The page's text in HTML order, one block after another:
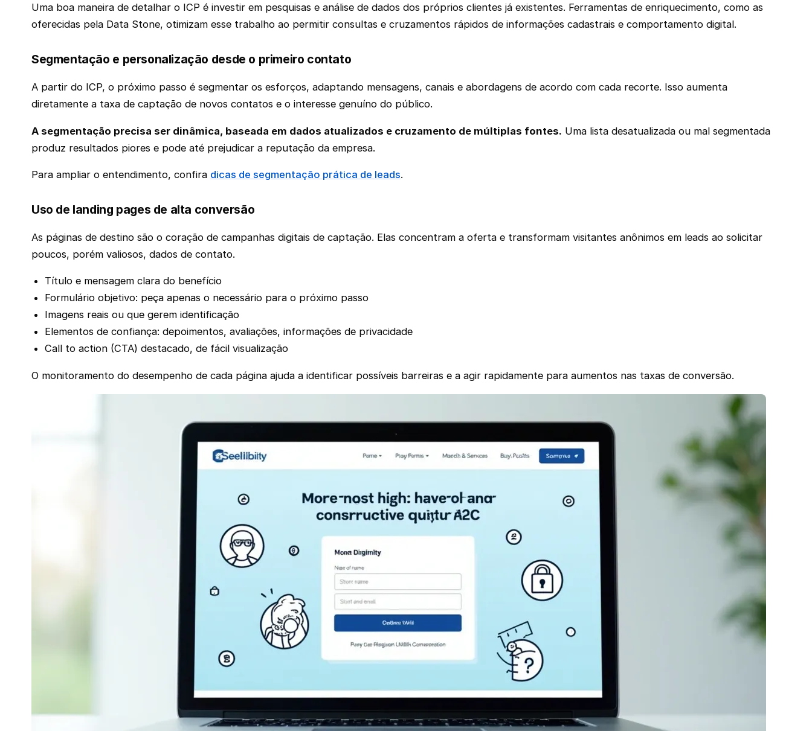
Uma boa maneira de detalhar o ICP é investir em pesquisas e análise de dados dos próprios clientes já existentes. Ferramentas de enriquecimento, como as
oferecidas pela Data Stone, otimizam esse trabalho ao permitir consultas e cruzamentos rápidos de informações cadastrais e comportamento digital.
Segmentação e personalização desde o primeiro contato
A partir do ICP, o próximo passo é segmentar os esforços, adaptando mensagens, canais e abordagens de acordo com cada recorte. Isso aumenta
diretamente a taxa de captação de novos contatos e o interesse genuíno do público.
A segmentação precisa ser dinâmica, baseada em dados atualizados e cruzamento de múltiplas fontes. Uma lista desatualizada ou mal segmentada
produz resultados piores e pode até prejudicar a reputação da empresa.
Para ampliar o entendimento, confira dicas de segmentação prática de leads.
Uso de landing pages de alta conversão
As páginas de destino são o coração de campanhas digitais de captação. Elas concentram a oferta e transformam visitantes anônimos em leads ao solicitar
poucos, porém valiosos, dados de contato.
Título e mensagem clara do benefício
Formulário objetivo: peça apenas o necessário para o próximo passo
Imagens reais ou que gerem identificação
Elementos de confiança: depoimentos, avaliações, informações de privacidade
Call to action (CTA) destacado, de fácil visualização
O monitoramento do desempenho de cada página ajuda a identificar possíveis barreiras e a agir rapidamente para aumentos nas taxas de conversão.